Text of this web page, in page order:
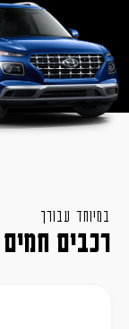
במיוחד עבורך
רכבים חמים